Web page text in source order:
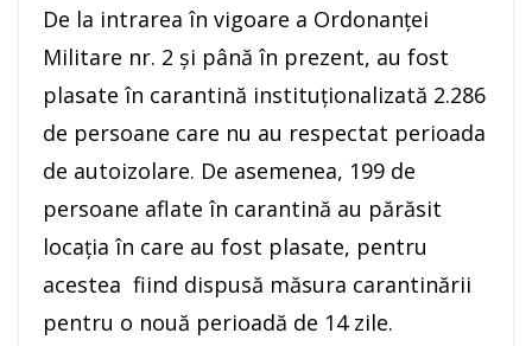
De la intrarea în vigoare a Ordonanței
Militare nr. 2 și până în prezent, au fost
plasate în carantină instituționalizată 2.286
de persoane care nu au respectat perioada
de autoizolare. De asemenea, 199 de
persoane aflate în carantină au părăsit
locația în care au fost plasate, pentru
acestea fiind dispusă măsura carantinării
pentru o nouă perioadă de 14 zile.